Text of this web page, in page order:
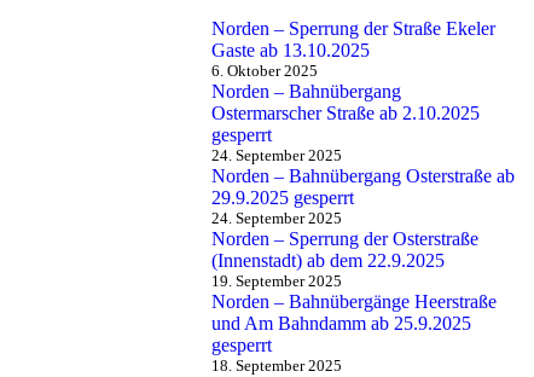
Norden – Sperrung der Straße Ekeler
Gaste ab 13.10.2025
6. Oktober 2025
Norden – Bahnübergang
Ostermarscher Straße ab 2.10.2025
gesperrt
24. September 2025
Norden – Bahnübergang Osterstraße ab
29.9.2025 gesperrt
24. September 2025
Norden – Sperrung der Osterstraße
(Innenstadt) ab dem 22.9.2025
19. September 2025
Norden – Bahnübergänge Heerstraße
und Am Bahndamm ab 25.9.2025
gesperrt
18. September 2025